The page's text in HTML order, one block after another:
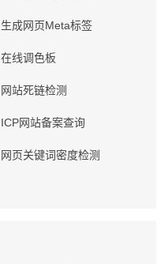
生成网页Meta标签
在线调色板
网站死链检测
ICP网站备案查询
网页关键词密度检测